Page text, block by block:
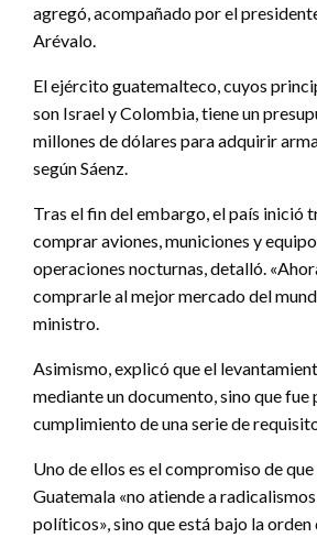
agregó, acompañado por el
Arévalo.
El ejército guatemalteco, cuyos
son Israel y Colombia, tiene un
millones de dólares para adquirir
según Sáenz.
Tras el fin del embargo, el país inició
comprar aviones, municiones y
operaciones nocturnas, detalló.
comprarle al mejor mercado del
ministro.
Asimismo, explicó que el
mediante un documento, sino que fue
cumplimiento de una serie de
Uno de ellos es el compromiso de
Guatemala «no atiende a
políticos», sino que está bajo la orden